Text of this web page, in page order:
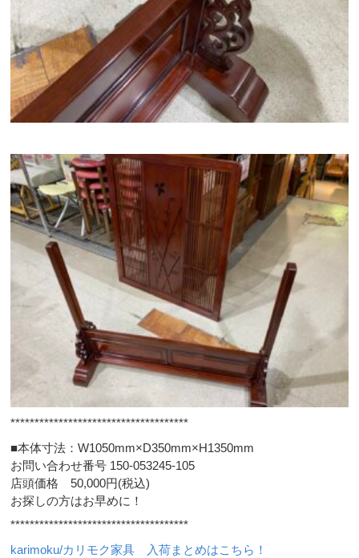
*************************************
■本体寸法：W1050mm×D350mm×H1350mm
お問い合わせ番号 150-053245-105
店頭価格 50,000円(税込)
お探しの方はお早めに！
*************************************
karimoku/カリモク家具 入荷まとめはこちら！